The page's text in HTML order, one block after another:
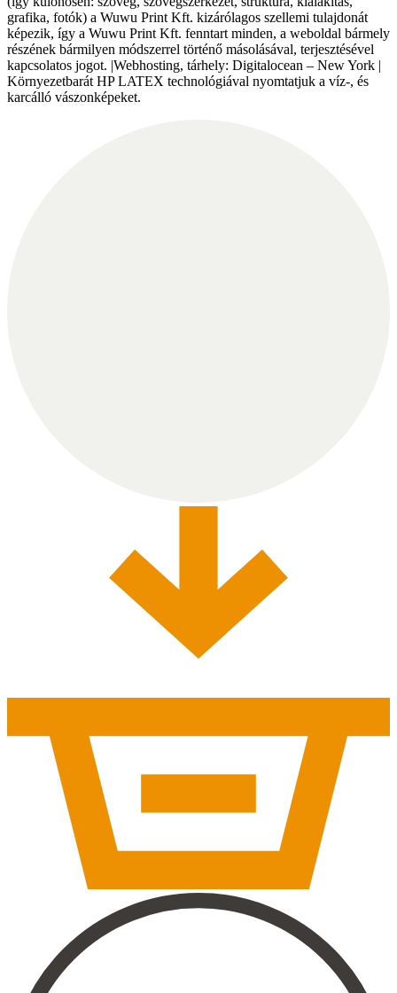
grafika, fotók) a Wuwu Print Kft. kizárólagos szellemi tulajdonát
képezik, így a Wuwu Print Kft. fenntart minden, a weboldal bármely
részének bármilyen módszerrel történő másolásával, terjesztésével
kapcsolatos jogot. |Webhosting, tárhely: Digitalocean – New York |
Környezetbarát HP LATEX technológiával nyomtatjuk a víz-, és
karcálló vászonképeket.